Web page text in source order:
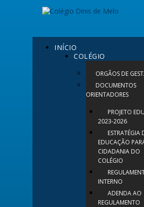
INÍCIO
COLÉGIO
ORGÃOS DE
DOCUMENTOS
ORIENTADORES
PROJETO
2023-2026
ESTRATÉGIA
EDUCAÇÃO
CIDADANIA DO
COLÉGIO
INTERNO
ADENDA AO
REGULAMENTO